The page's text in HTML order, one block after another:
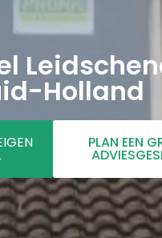
Holland
PLAN EEN